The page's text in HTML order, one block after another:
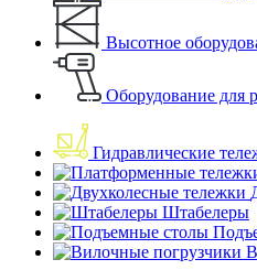
Высотное
Оборудование для
Гидравлические
Штабелеры